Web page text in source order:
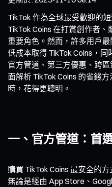
TikTok 作為全球最受歡迎的
TikTok Coins 在打賞創作者
重要角色。然而，許多用戶
低成本取得 TikTok Coins，
官方管道、第三方優惠、跨
面解析 TikTok Coins 的省錢
時，花得更聰明。
一、官方管道：首
購買 TikTok Coins 最安全的
無論是經由 App Store、